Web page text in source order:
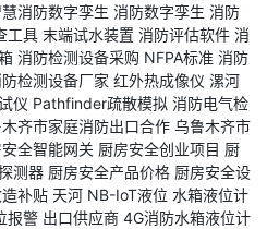
消防数字孪生 消防数字孪生 消防
工具 末端试水装置 消防评估软件 消
消防检测设备采购 NFPA标准 消防
检测设备厂家 红外热成像仪 漯河
仪 Pathfinder疏散模拟 消防电气检
齐市家庭消防出口合作 乌鲁木齐市
全智能网关 厨房安全创业项目 厨
测器 厨房安全产品价格 厨房安全设
补贴 天河 NB-IoT液位 水箱液位计
报警 出口供应商 4G消防水箱液位计